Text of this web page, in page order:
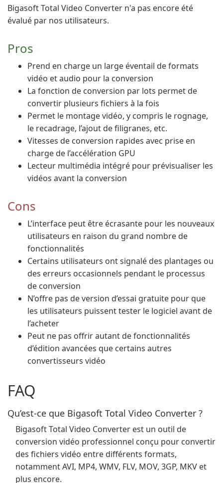
Bigasoft Total Video Converter n'a pas encore été
évalué par nos utilisateurs.
Pros
Prend en charge un large éventail de formats
vidéo et audio pour la conversion
La fonction de conversion par lots permet de
convertir plusieurs fichiers à la fois
Permet le montage vidéo, y compris le rognage,
le recadrage, l’ajout de filigranes, etc.
Vitesses de conversion rapides avec prise en
charge de l’accélération GPU
Lecteur multimédia intégré pour prévisualiser les
vidéos avant la conversion
Cons
L’interface peut être écrasante pour les nouveaux
utilisateurs en raison du grand nombre de
fonctionnalités
Certains utilisateurs ont signalé des plantages ou
des erreurs occasionnels pendant le processus
de conversion
N’offre pas de version d’essai gratuite pour que
les utilisateurs puissent tester le logiciel avant de
l’acheter
Peut ne pas offrir autant de fonctionnalités
d’édition avancées que certains autres
convertisseurs vidéo
FAQ
Qu’est-ce que Bigasoft Total Video Converter ?
Bigasoft Total Video Converter est un outil de
conversion vidéo professionnel conçu pour convertir
des fichiers vidéo entre différents formats,
notamment AVI, MP4, WMV, FLV, MOV, 3GP, MKV et
plus encore.